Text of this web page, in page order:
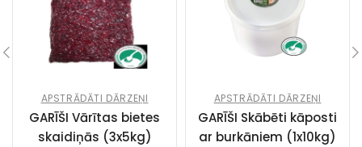
APSTRĀDĀTI DĀRZEŅI
GARĪŠI Vārītas bietes
skaidiņās (3x5kg)
APSTRĀDĀTI DĀRZEŅI
GARĪŠI Skābēti kāposti
ar burkāniem (1x10kg)